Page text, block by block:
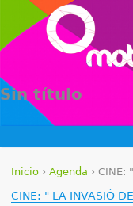
Sin título
S
Inicio ›Agenda ›CINE:
CINE: " LA INVASIÓ